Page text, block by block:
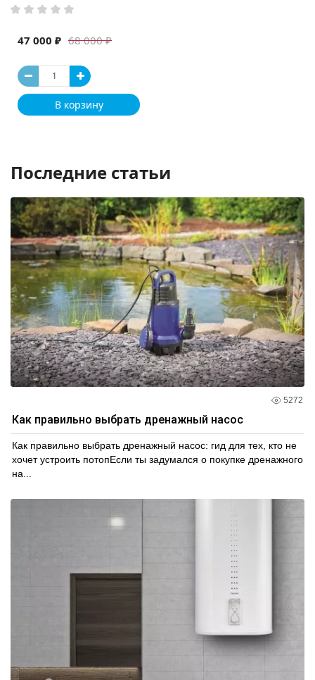
68 000 ₽
47 000 ₽
В корзину
Последние статьи
5272
Как правильно выбрать дренажный насос
Как правильно выбрать дренажный насос: гид для тех, кто не
хочет устроить потопЕсли ты задумался о покупке дренажного
на...